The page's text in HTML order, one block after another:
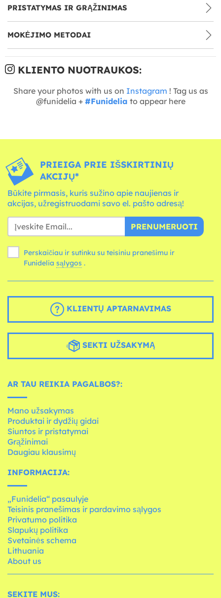
PRISTATYMAS IR GRĄŽINIMAS
MOKĖJIMO METODAI
KLIENTO NUOTRAUKOS:
Share your photos with us on Instagram ! Tag us as
@funidelia + #Funidelia to appear here
PRIEIGA PRIE IŠSKIRTINIŲ
AKCIJŲ*
Būkite pirmasis, kuris sužino apie naujienas ir
akcijas, užregistruodami savo el. pašto adresą!
PRENUMERUOTI
Perskaičiau ir sutinku su teisiniu pranešimu ir
Funidelia sąlygos .
KLIENTŲ APTARNAVIMAS
SEKTI UŽSAKYMĄ
AR TAU REIKIA PAGALBOS?:
Mano užsakymas
Produktai ir dydžių gidai
Siuntos ir pristatymai
Grąžinimai
Daugiau klausimų
INFORMACIJA:
„Funidelia“ pasaulyje
Teisinis pranešimas ir pardavimo sąlygos
Privatumo politika
Slapukų politika
Svetainės schema
Lithuania
About us
SEKITE MUS: